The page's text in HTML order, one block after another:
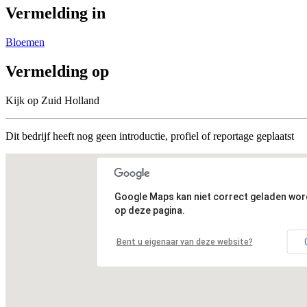
Vermelding in
Bloemen
Vermelding op
Kijk op Zuid Holland
Dit bedrijf heeft nog geen introductie, profiel of reportage geplaatst
Google Maps kan niet correct geladen
op deze pagina.
Bent u eigenaar van deze website?